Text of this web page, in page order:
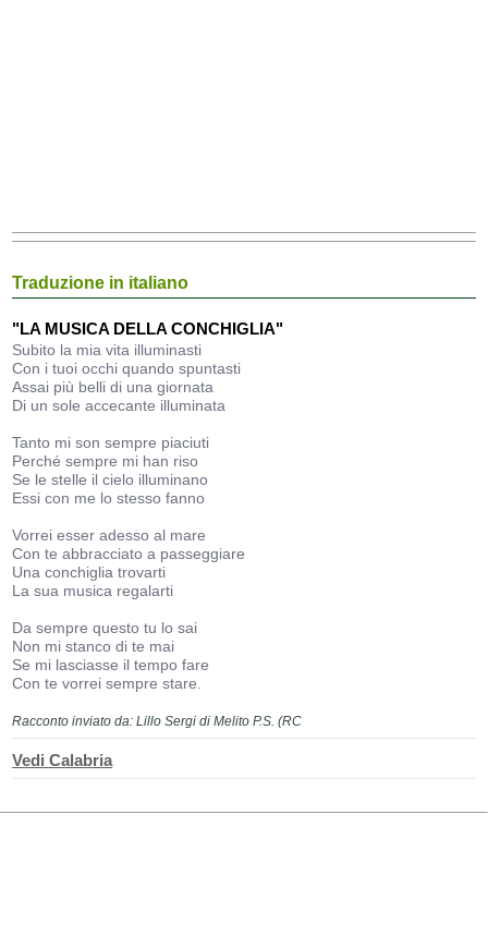
Traduzione in italiano
"LA MUSICA DELLA CONCHIGLIA"
Subito la mia vita illuminasti
Con i tuoi occhi quando spuntasti
Assai più belli di una giornata
Di un sole accecante illuminata
Tanto mi son sempre piaciuti
Perché sempre mi han riso
Se le stelle il cielo illuminano
Essi con me lo stesso fanno
Vorrei esser adesso al mare
Con te abbracciato a passeggiare
Una conchiglia trovarti
La sua musica regalarti
Da sempre questo tu lo sai
Non mi stanco di te mai
Se mi lasciasse il tempo fare
Con te vorrei sempre stare.
Racconto inviato da: Lillo Sergi di Melito P.S. (RC
Vedi Calabria